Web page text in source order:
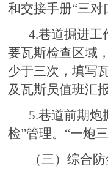
和交接手册“三对
4.巷道掘进工
要瓦斯检查区域
少于三次，填写
及瓦斯员值班汇
5.巷道前期炮
检”管理。“一炮
（三）综合